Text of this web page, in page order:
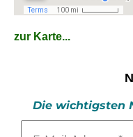
zur Karte...
Die wichtigsten